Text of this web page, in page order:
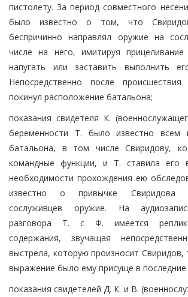
пистолету. За период совместного
было известно о том, что
беспричинно направлял оружие на
числе на него, имитируя
напугать или заставить выполнить
Непосредственно после
покинул расположение батальона;
показания свидетеля К.
беременности Т. было известно всем
батальона, в том числе Свиридову,
командные функции, и Т. ставила его
необходимости прохождения ею
известно о привычке Свиридова
сослуживцев оружие. На
разговора Т. с Ф. имеется реплика
содержания, звучащая
выстрела, которую произносит Свиридов,
выражение было ему присуще в
показания свидетелей Д. К. и В.